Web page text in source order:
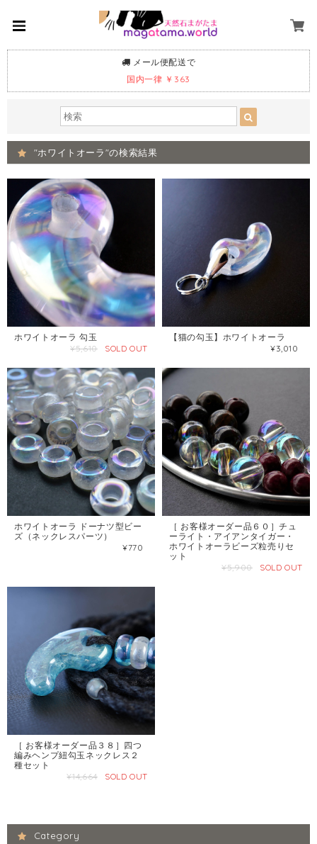
メール便配送で
国内一律 ￥363
"ホワイトオーラ"の検索結果
ホワイトオーラ 勾玉
¥5,610
SOLD OUT
【猫の勾玉】ホワイトオーラ
¥3,010
ホワイトオーラ ドーナツ型ビー
ズ（ネックレスパーツ）
¥770
［ お客様オーダー品６０］チュ
ーライト・アイアンタイガー・
ホワイトオーラビーズ粒売りセ
ット
¥5,900
SOLD OUT
［ お客様オーダー品３８］四つ
編みヘンプ紐勾玉ネックレス２
種セット
¥14,664
SOLD OUT
Category